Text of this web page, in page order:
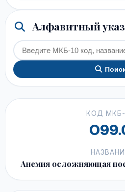
Алфавитный
КОД МКБ-
Анемия осложняющая